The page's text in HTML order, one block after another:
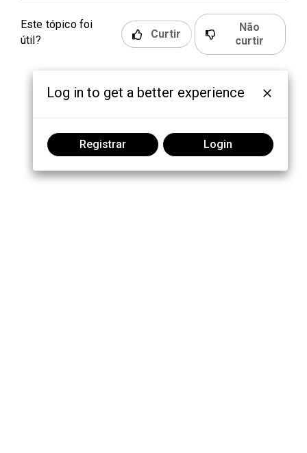
Este tópico foi
útil?
Curtir
Não
curtir
Log in to get a better experience
Registrar Login